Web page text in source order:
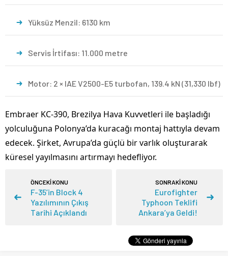
Yüksüz Menzil: 6130 km
Servis İrtifası: 11.000 metre
Motor: 2 × IAE V2500-E5 turbofan, 139.4 kN (31,330 lbf)
Embraer KC-390, Brezilya Hava Kuvvetleri ile başladığı
yolculuğuna Polonya’da kuracağı montaj hattıyla devam
edecek. Şirket, Avrupa’da güçlü bir varlık oluşturarak
küresel yayılmasını artırmayı hedefliyor.
ÖNCEKİ KONU
F-35’in Block 4
Yazılımının Çıkış
Tarihi Açıklandı
SONRAKİ KONU
Eurofighter
Typhoon Teklifi
Ankara’ya Geldi!